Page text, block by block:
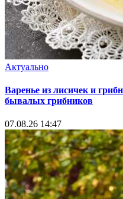
Актуально
Варенье из лисичек и
бывалых грибников
07.08.26 14:47